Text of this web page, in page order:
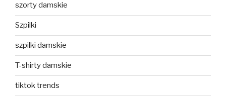
szorty damskie
Szpilki
szpilki damskie
T-shirty damskie
tiktok trends